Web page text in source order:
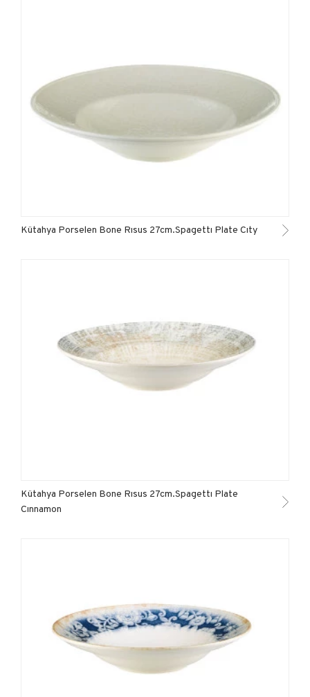
Kütahya Porselen Bone Rısus 27cm.Spagettı Plate Cıty
Kütahya Porselen Bone Rısus 27cm.Spagettı Plate
Cınnamon